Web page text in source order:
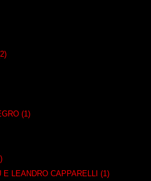
(1)
LEANDRO CAPPARELLI (1)